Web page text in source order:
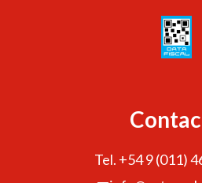
Tel. +54 9 (011)